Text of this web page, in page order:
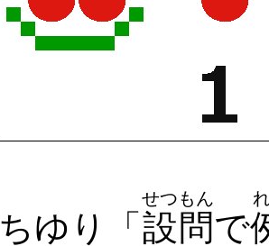
ちゆり「 設問
せつもん
で